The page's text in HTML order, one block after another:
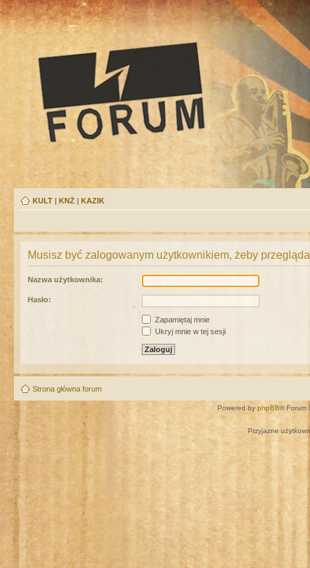
KULT | KNŻ | KAZIK
Musisz być zalogowanym użytkownikiem, żeby
Nazwa użytkownika:
Hasło:
Zapamiętaj mnie
Ukryj mnie w tej sesji
Strona główna forum
Powered by phpBB® Forum
Przyjazne